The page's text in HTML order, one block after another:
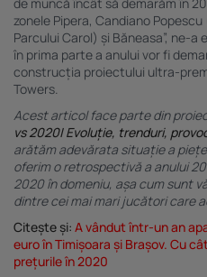
zonele Pipera, Candiano
Parcului Carol) și Băneasa”, ne-
în prima parte a anului vor fi
construcția proiectului ultra-
Towers.
Acest articol face parte din
vs 2020| Evoluție, trenduri,
arătăm adevărata situație a
oferim o retrospectivă a anului
2020 în domeniu, așa cum sunt
dintre cei mai mari jucători care
Citește și: A vândut într-un an
euro în Timișoara și Brașov. Cu
prețurile în 2020